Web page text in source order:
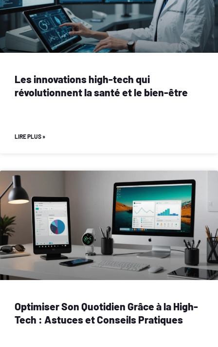
Les innovations high-tech qui
révolutionnent la santé et le bien-être
LIRE PLUS »
Optimiser Son Quotidien Grâce à la High-
Tech : Astuces et Conseils Pratiques